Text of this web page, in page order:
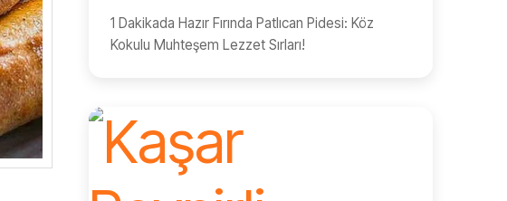
1 Dakikada Hazır Fırında Patlıcan Pidesi: Köz
Kokulu Muhteşem Lezzet Sırları!